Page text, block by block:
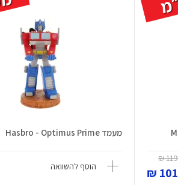
119 ₪
101 ₪
מעמד Hasbro - Optimus Prime
הוסף להשוואה